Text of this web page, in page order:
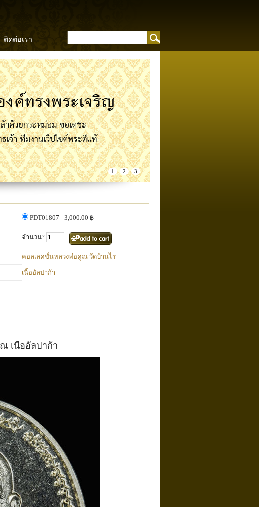
ติดต่อเรา
วงพ่อปล้อง
1 2 3
PDT01807 - 3,000.00 ฿
จำนวน?
คอลเลคชั่นหลวงพ่อคูณ วัดบ้านไร่
เนื้ออัลปาก้า
เนื้ออัลปาก้า